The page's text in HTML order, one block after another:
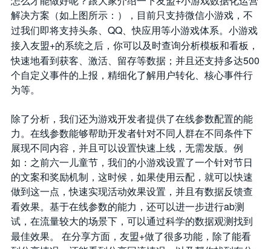
解决方案（如上图所示：），目前只支持微信小游戏，不
过我们即将支持头条、 QQ、快应用等小游戏体系。小游戏
接入友盟+的系统之后，你可以及时查询分析模板和看板，
快速地看到获客、激活、留存等数据；并且还支持多达500
个自定义事件的上报，精细化了解用户转化、核心事件行
为等。
除了分析，我们还为游戏开发者提供了在线参数配置的能
力。在线参数能够帮助开发者针对不同人群在不同条件下
展现不同内容，并且可以设置快速上线，无需发版。例
如：之前六一儿童节，我们的小游戏设置了一个针对节日
的文案和奖励机制，这时候，如果使用云配，就可以快速
做到这一点，快速实现活动效果设置，并且有数据反馈查
看效果。基于在线参数的能力，还可以进一步进行ab测
试，在流量较大的场景下，可以通过科学的数据观测找到
最佳效果。
在分享方面，友盟+做了很多功能，除了能看